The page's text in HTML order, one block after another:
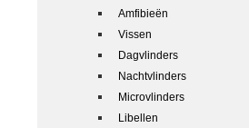
Amfibieën
Vissen
Dagvlinders
Nachtvlinders
Microvlinders
Libellen